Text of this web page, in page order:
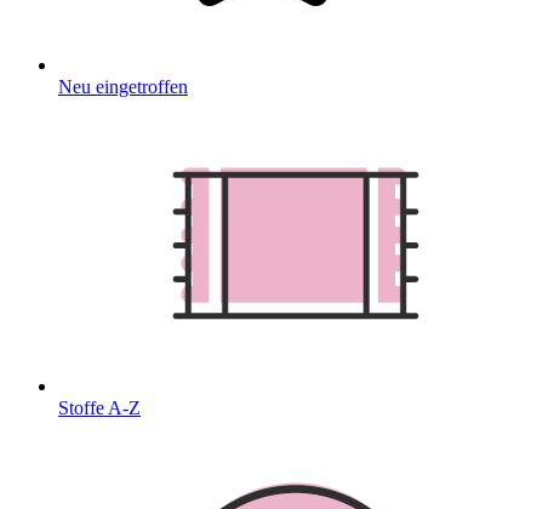
Neu eingetroffen
Stoffe A-Z